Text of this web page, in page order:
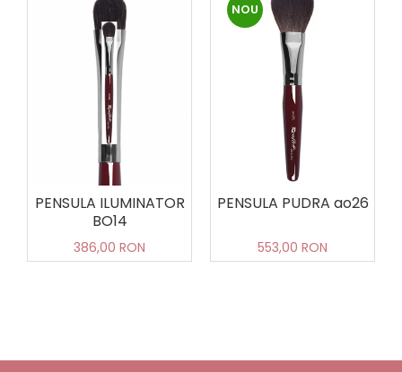
PENSULA ILUMINATOR
BO14
386,00 RON
NOU
PENSULA PUDRA ao26
553,00 RON